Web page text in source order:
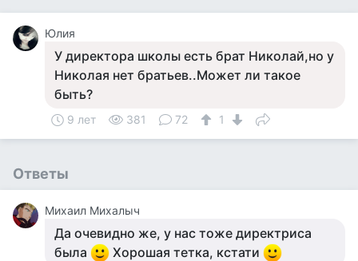
Юлия
У директора школы есть брат Николай,но у
Николая нет братьев..Может ли такое
быть?
9 лет 381 72 1
Ответы
Михаил Михалыч
Да очевидно же, у нас тоже директриса
была
Хорошая тетка, кстати